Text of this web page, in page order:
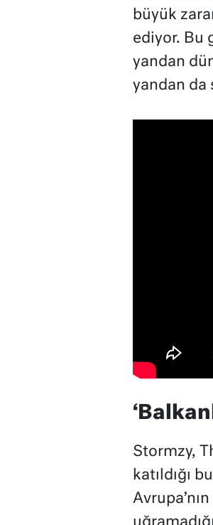
büyük
ediyor. Bu
yandan
yandan da
Stormzy,
katıldığı